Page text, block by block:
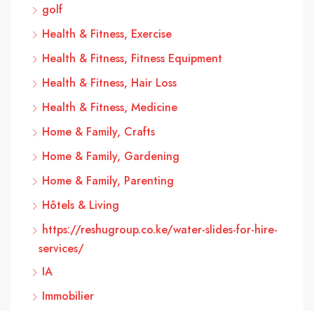
golf
Health & Fitness, Exercise
Health & Fitness, Fitness Equipment
Health & Fitness, Hair Loss
Health & Fitness, Medicine
Home & Family, Crafts
Home & Family, Gardening
Home & Family, Parenting
Hôtels & Living
https://reshugroup.co.ke/water-slides-for-hire-
services/
IA
Immobilier